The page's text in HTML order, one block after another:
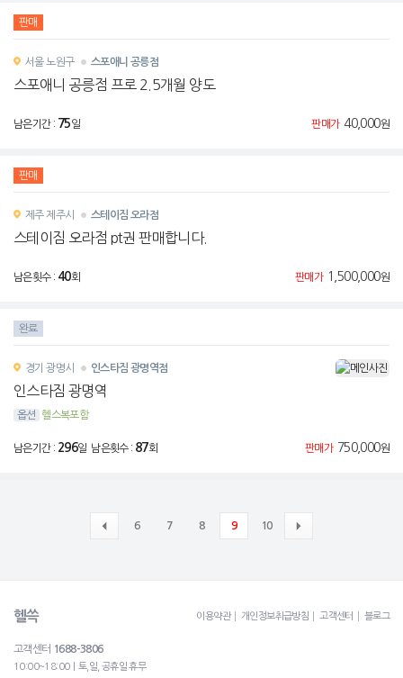
판매
서울 노원구 스포애니 공릉점
스포애니 공릉점 프로 2.5개월 양도
남은기간 : 75일 판매가 40,000원
판매
제주 제주시 스테이짐 오라점
스테이짐 오라점 pt권 판매합니다.
남은횟수 : 40회 판매가 1,500,000원
완료
경기 광명시 인스타짐 광명역점
인스타짐 광명역
옵션 헬스복포함
남은기간 : 296일 남은횟수 : 87회 판매가 750,000원
6 7 8 9 10
헬쓱 이용약관 개인정보취급방침 고객센터 블로그
고객센터 1688-3806
10:00~18:00ㅣ토,일, 공휴일 휴무